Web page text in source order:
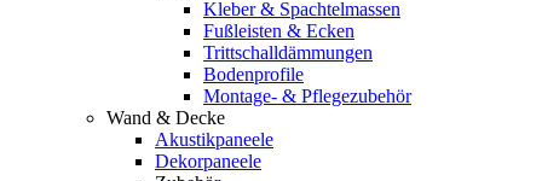
Kleber & Spachtelmassen
Fußleisten & Ecken
Trittschalldämmungen
Bodenprofile
Montage- & Pflegezubehör
Wand & Decke
Akustikpaneele
Dekorpaneele